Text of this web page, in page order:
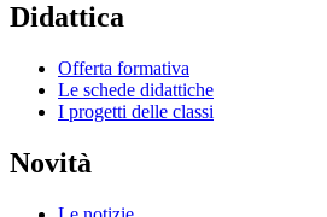
Didattica
Offerta formativa
Le schede didattiche
I progetti delle classi
Novità